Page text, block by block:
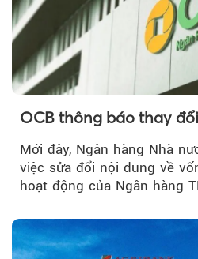
OCB thông báo thay
Mới đây, Ngân hàng Nhà
việc sửa đổi nội dung về
hoạt động của Ngân hàng